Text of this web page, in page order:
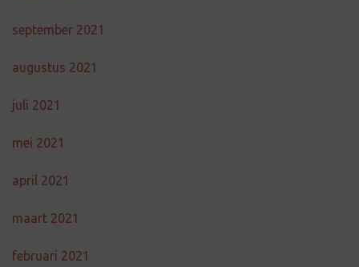
september 2021
augustus 2021
juli 2021
mei 2021
april 2021
maart 2021
februari 2021